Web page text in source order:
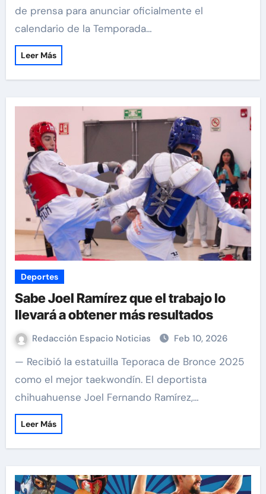
de prensa para anunciar oficialmente el
calendario de la Temporada…
Leer Más
Deportes
Sabe Joel Ramírez que el trabajo lo
llevará a obtener más resultados
Redacción Espacio Noticias Feb 10, 2026
— Recibió la estatuilla Teporaca de Bronce 2025
como el mejor taekwondín. El deportista
chihuahuense Joel Fernando Ramírez,…
Leer Más